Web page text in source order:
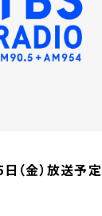
（金）放送予定